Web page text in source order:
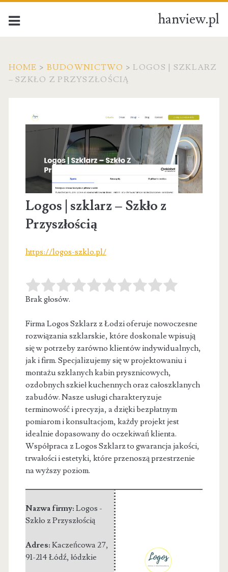
hanview.pl
HOME > BUDOWNICTWO >LOGOS | SZKLARZ
– SZKŁO Z PRZYSZŁOŚCIĄ
Logos | szklarz – Szkło z
Przyszłością
https://logos-szklo.pl/
Brak głosów.
Firma Logos Szklarz z Łodzi oferuje nowoczesne
rozwiązania szklarskie, które doskonale wpisują
się w potrzeby zarówno klientów indywidualnych,
jak ifirm. Specjalizujemy się w projektowaniu i
montażu szklanych kabin prysznicowych,
ozdobnych szkieł kuchennych oraz całoszklanych
zabudów. Nasze usługi charakteryzuje
terminowość i precyzja, a dzięki bezpłatnym
pomiarom i konsultacjom, każdy projekt jest
idealnie dopasowany do oczekiwań klienta.
Współpraca z Logos Szklarz to gwarancja jakości,
trwałości i estetyki, które przenoszą przestrzenie
na wyższy poziom.
Nazwa firmy: Logos -
Szkło z Przyszłością
Adres: Kaczeńcowa 27,
91-214 Łódź, łódzkie